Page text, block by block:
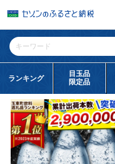
ランキング
目玉品
限定品